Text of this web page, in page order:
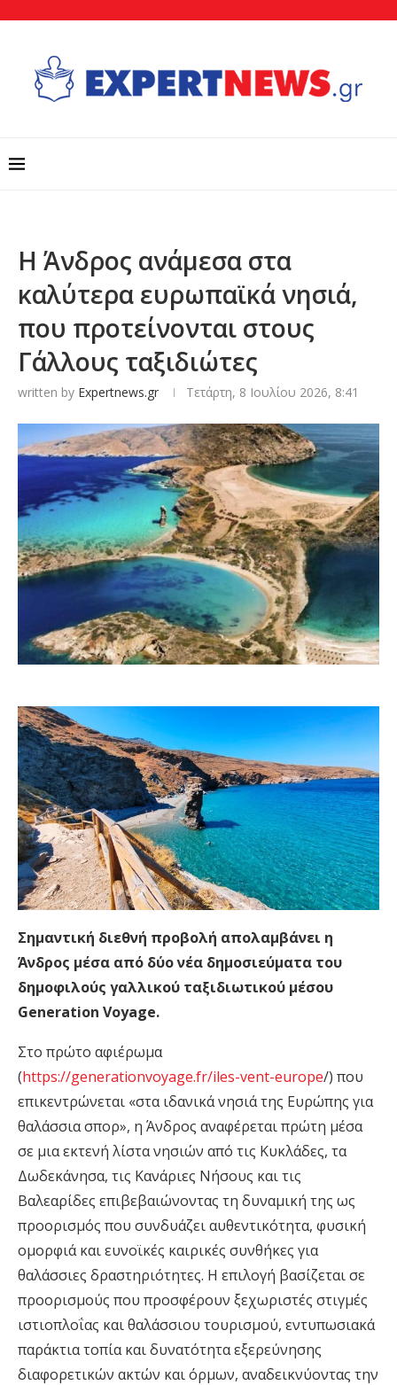
Η Άνδρος ανάμεσα στα
καλύτερα ευρωπαϊκά νησιά,
που προτείνονται στους
Γάλλους ταξιδιώτες​​​​​​​​​​​​​​​
written by Expertnews.gr Τετάρτη, 8 Ιουλίου 2026, 8:41
Σημαντική διεθνή προβολή απολαμβάνει η
Άνδρος μέσα από δύο νέα δημοσιεύματα του
δημοφιλούς γαλλικού ταξιδιωτικού μέσου
Generation Voyage.
Στο πρώτο αφιέρωμα
(https://generationvoyage.fr/iles-vent-europe/) που
επικεντρώνεται «στα ιδανικά νησιά της Ευρώπης για
θαλάσσια σπορ», η Άνδρος αναφέρεται πρώτη μέσα
σε μια εκτενή λίστα νησιών από τις Κυκλάδες, τα
Δωδεκάνησα, τις Κανάριες Νήσους και τις
Βαλεαρίδες επιβεβαιώνοντας τη δυναμική της ως
προορισμός που συνδυάζει αυθεντικότητα, φυσική
ομορφιά και ευνοϊκές καιρικές συνθήκες για
θαλάσσιες δραστηριότητες. Η επιλογή βασίζεται σε
προορισμούς που προσφέρουν ξεχωριστές στιγμές
ιστιοπλοΐας και θαλάσσιου τουρισμού, εντυπωσιακά
παράκτια τοπία και δυνατότητα εξερεύνησης
διαφορετικών ακτών και όρμων, αναδεικνύοντας την